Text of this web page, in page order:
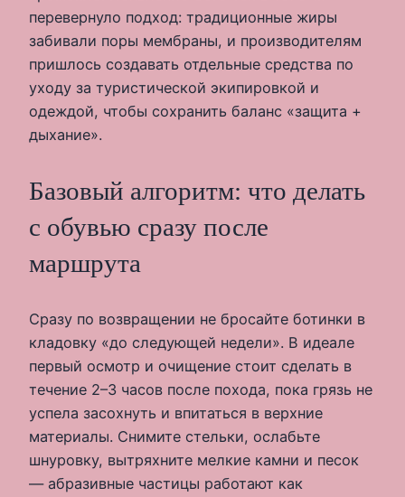
перевернуло подход: традиционные жиры
забивали поры мембраны, и производителям
пришлось создавать отдельные средства по
уходу за туристической экипировкой и
одеждой, чтобы сохранить баланс «защита +
дыхание».
Базовый алгоритм: что делать
с обувью сразу после
маршрута
Сразу по возвращении не бросайте ботинки в
кладовку «до следующей недели». В идеале
первый осмотр и очищение стоит сделать в
течение 2–3 часов после похода, пока грязь не
успела засохнуть и впитаться в верхние
материалы. Снимите стельки, ослабьте
шнуровку, вытряхните мелкие камни и песок
— абразивные частицы работают как